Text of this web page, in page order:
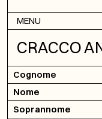
MENU
CRACCO
Cognome
Nome
Soprannome